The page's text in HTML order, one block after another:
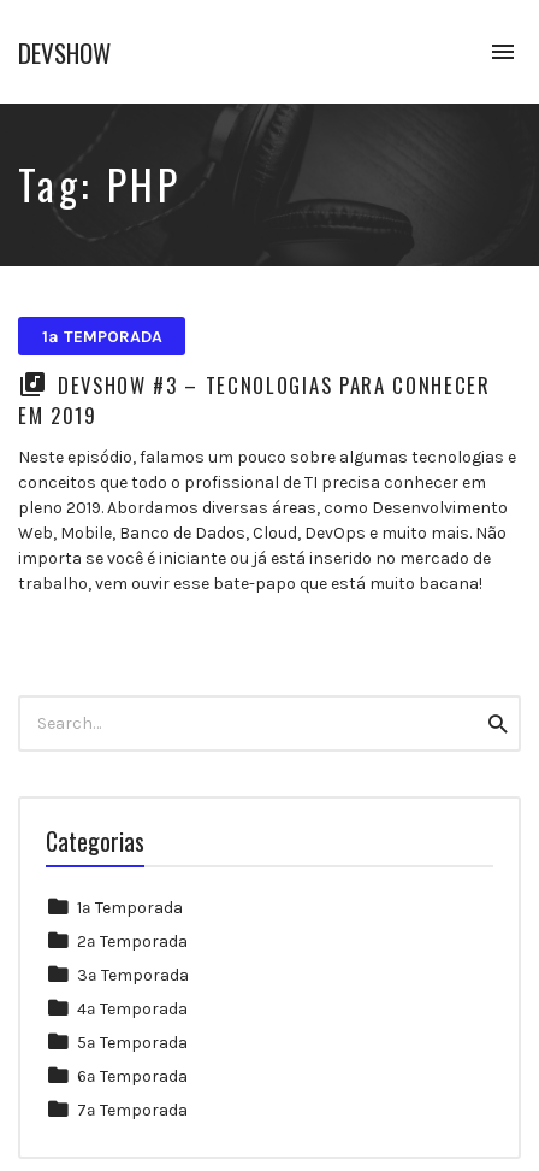
DEVSHOW
em
Tag: PHP
1ª TEMPORADA
DEVSHOW #3 – TECNOLOGIAS PARA CONHECER
EM 2019
Neste episódio, falamos um pouco sobre algumas tecnologias e
conceitos que todo o profissional de TI precisa conhecer em
pleno 2019. Abordamos diversas áreas, como Desenvolvimento
Web, Mobile, Banco de Dados, Cloud, DevOps e muito mais. Não
importa se você é iniciante ou já está inserido no mercado de
trabalho, vem ouvir esse bate-papo que está muito bacana!
for:
Categorias
1ª Temporada
2ª Temporada
3ª Temporada
4ª Temporada
5ª Temporada
6ª Temporada
7ª Temporada